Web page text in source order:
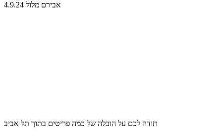
אבירם מלול 4.9.24
תודה לכם על הובלה של כמה פריטים בתוך תל אביב